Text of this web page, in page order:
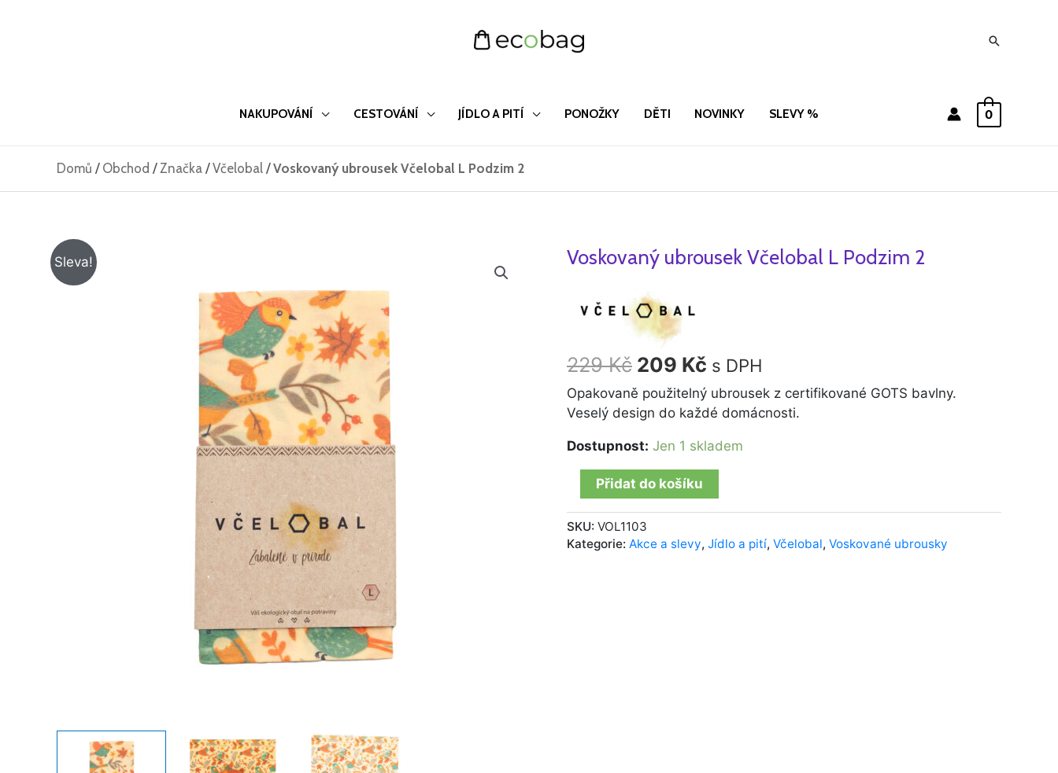
Hledat
NAKUPOVÁNÍ CESTOVÁNÍ JÍDLO A PITÍ PONOŽKY DĚTI NOVINKY SLEVY % 0
Domů / Obchod /Značka /Včelobal /Voskovaný ubrousek Včelobal L Podzim 2
Sleva! Voskovaný ubrousek Včelobal L Podzim 2
229Kč
Původní
cena
byla:
229 Kč.
209 Kč
Aktuální
s DPH
Opakovaně použitelný ubrousek z certifikované GOTS bavlny.
Veselý design do každé domácnosti.
Dostupnost: Jen 1 skladem
Voskovaný
množství
Přidat do košíku
SKU: VOL1103
Kategorie: Akce a slevy, Jídlo a pití, Včelobal, Voskované ubrousky